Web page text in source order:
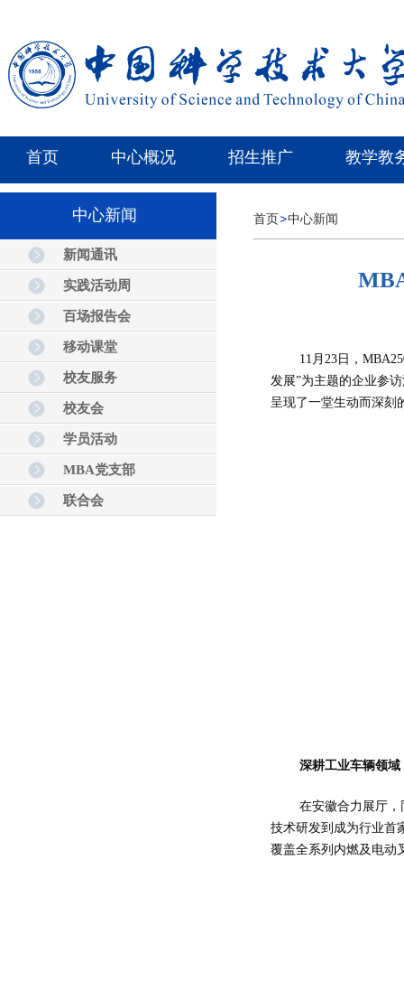
首页 中心概况 招生推广 教学教
中心新闻
新闻通讯
实践活动周
百场报告会
移动课堂
校友服务
校友会
学员活动
MBA党支部
联合会
首页 中心新闻
11月23日，
发展”为主题的企业参
呈现了一堂生动而深刻
深耕工业车辆领域
在安徽合力展厅
技术研发到成为行业首
覆盖全系列内燃及电动